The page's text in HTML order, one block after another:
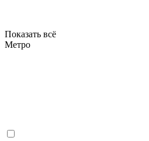
Показать всё
Метро